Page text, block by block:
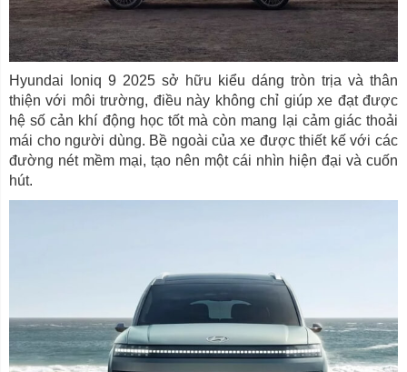
Hyundai Ioniq 9 2025 sở hữu kiểu dáng tròn trịa và thân
thiện với môi trường, điều này không chỉ giúp xe đạt được
hệ số cản khí động học tốt mà còn mang lại cảm giác thoải
mái cho người dùng. Bề ngoài của xe được thiết kế với các
đường nét mềm mại, tạo nên một cái nhìn hiện đại và cuốn
hút.